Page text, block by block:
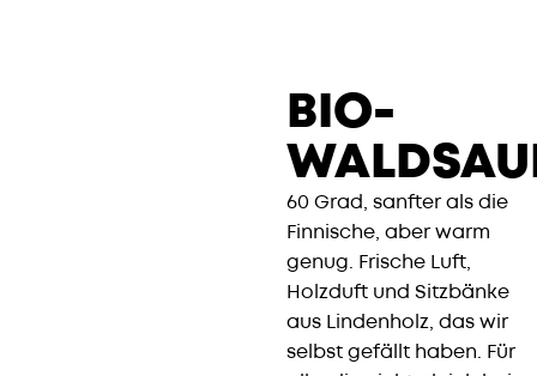
BIO-
60 Grad, sanfter als die
Finnische, aber warm
genug. Frische Luft,
Holzduft und Sitzbänke
aus Lindenholz, das wir
selbst gefällt haben. Für